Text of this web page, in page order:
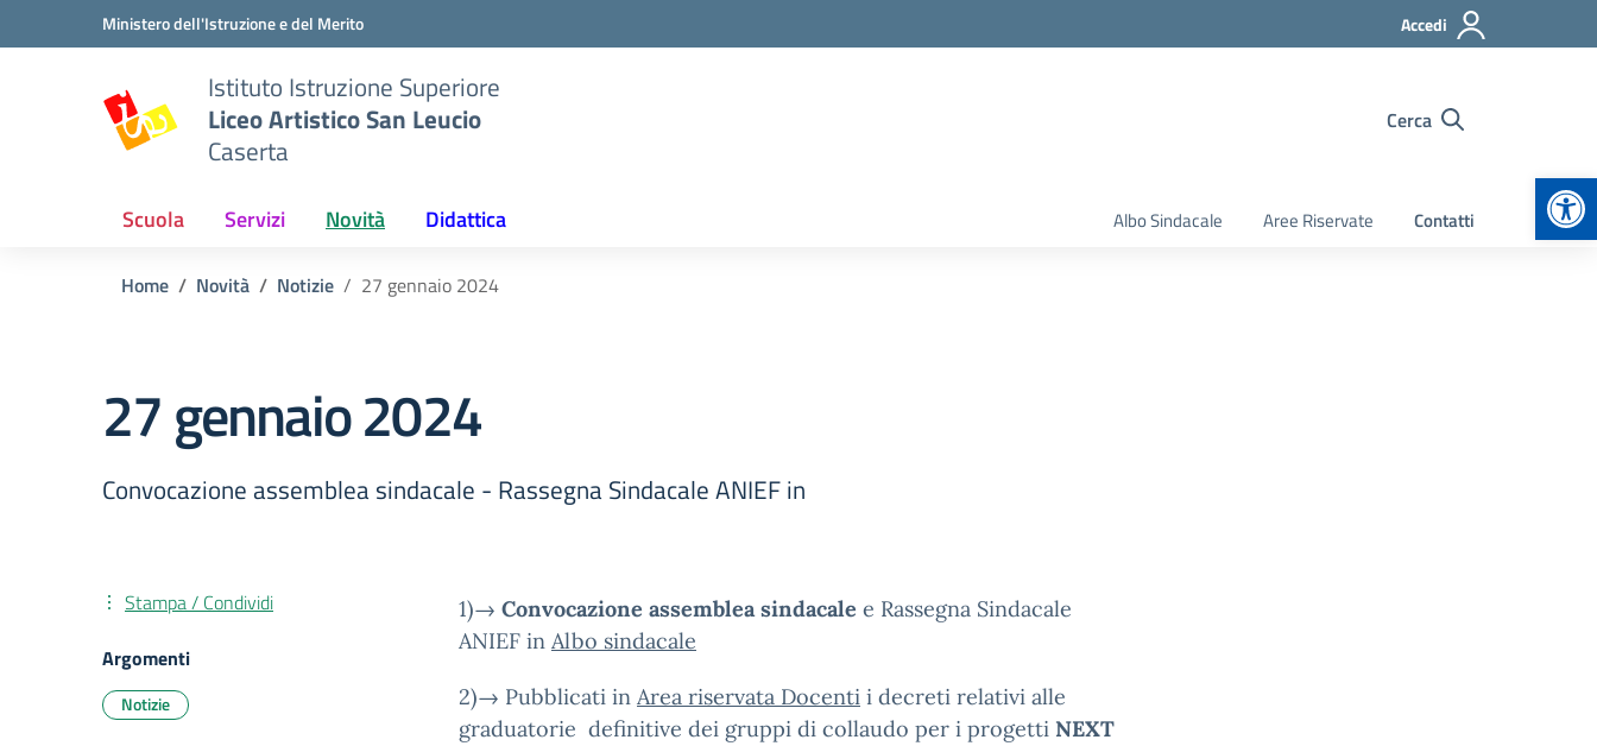
Vai ai contenuti
Vai al menu di navigazioneMinistero dell'Istruzione e del Merito Accedi
Istituto Istruzione Superiore
Liceo Artistico San Leucio
Caserta
Cerca
Scuola Servizi Novità Didattica Albo Sindacale Aree Riservate Contatti
Home Novità Notizie 27 gennaio 2024
27 gennaio 2024
Convocazione assemblea sindacale - Rassegna Sindacale ANIEF in
1)→ Convocazione assemblea sindacale e Rassegna Sindacale
ANIEF in Albo sindacale
2)→ Pubblicati in Area riservata Docenti i decreti relativi alle
graduatorie definitive dei gruppi di collaudo per i progetti NEXT
Stampa / Condividi
Argomenti
Notizie